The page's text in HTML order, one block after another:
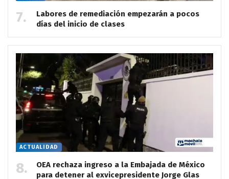
Labores de remediación empezarán a pocos
días del inicio de clases
ACTUALIDAD
OEA rechaza ingreso a la Embajada de México
para detener al exvicepresidente Jorge Glas